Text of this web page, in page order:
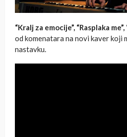
“Kralj za emocije”, “Rasplaka
od komenatara na novi kaver koji
nastavku.